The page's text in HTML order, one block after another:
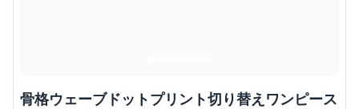
骨格ウェーブドットプリント切り替えワンピース